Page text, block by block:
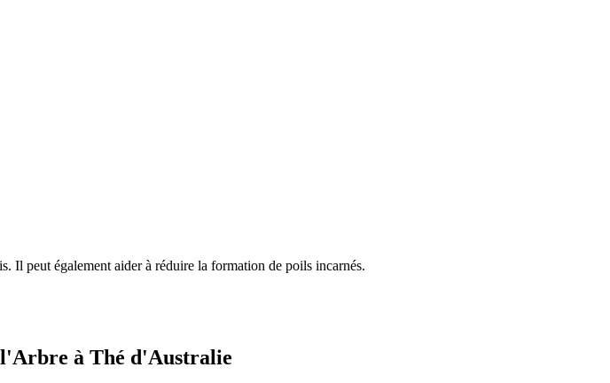
Il peut également aider à réduire la formation de poils incarnés.
à Thé d'Australie